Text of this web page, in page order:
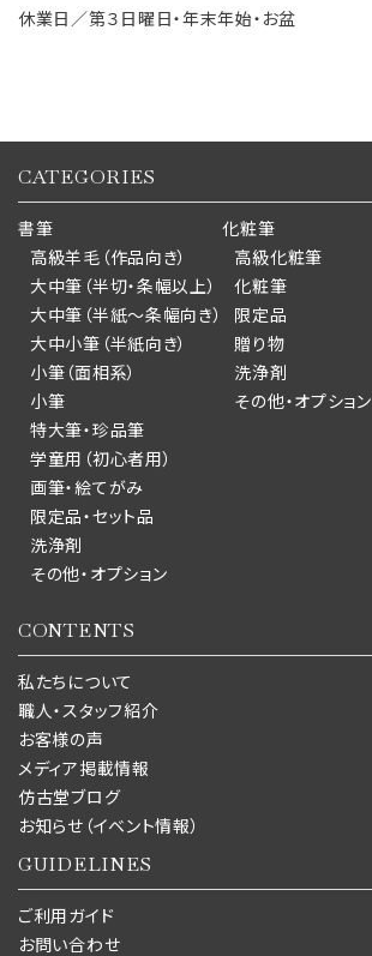
休業日／第３日曜日・年末年始・お盆
CATEGORIES
書筆
高級羊毛（作品向き）
大中筆（半切・条幅以上）
大中筆（半紙～条幅向き）
大中小筆（半紙向き）
小筆（面相系）
小筆
特大筆・珍品筆
学童用（初心者用）
画筆・絵てがみ
限定品・セット品
洗浄剤
その他・オプション
化粧筆
高級化粧筆
化粧筆
限定品
贈り物
洗浄剤
その他・オプション
CONTENTS
私たちについて
職人・スタッフ紹介
お客様の声
メディア掲載情報
仿古堂ブログ
お知らせ（イベント情報）
GUIDELINES
ご利用ガイド
お問い合わせ